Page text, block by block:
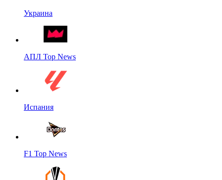
Украина
АПЛ Top News
Испания
F1 Top News